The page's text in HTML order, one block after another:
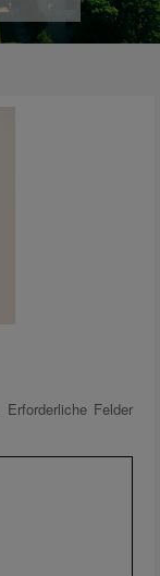
Erforderliche Felder